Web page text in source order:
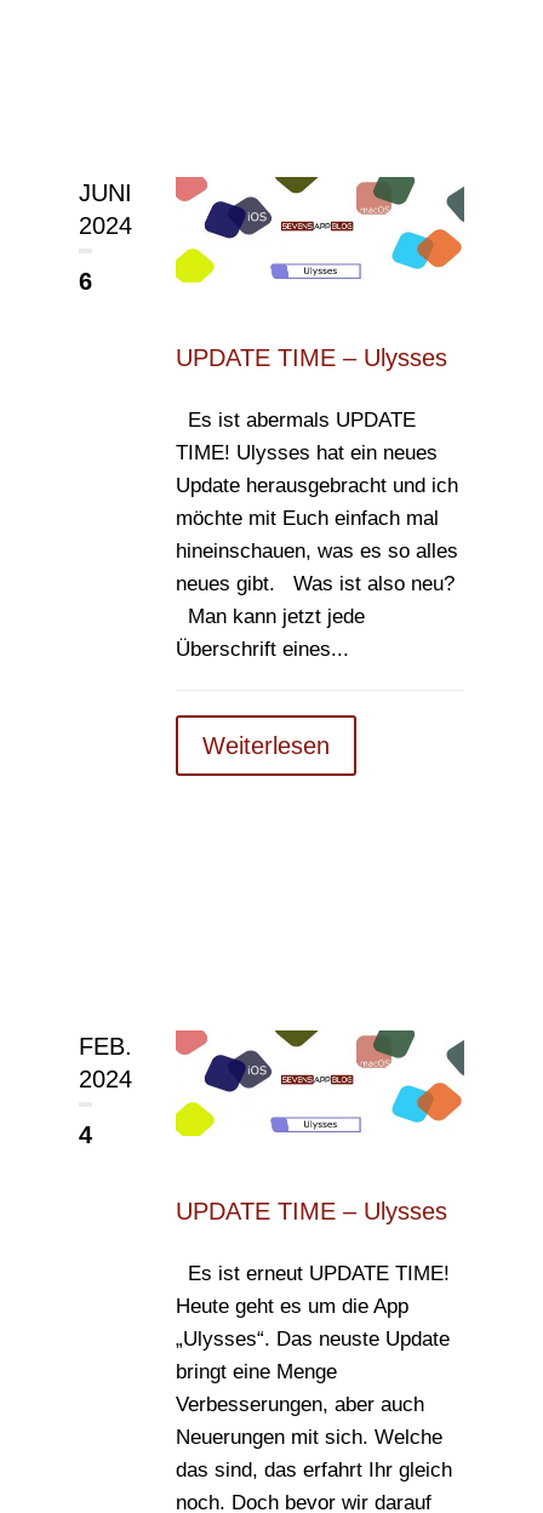
JUNI
2024
6
UPDATE TIME – Ulysses
Es ist abermals UPDATE
TIME! Ulysses hat ein neues
Update herausgebracht und ich
möchte mit Euch einfach mal
hineinschauen, was es so alles
neues gibt. Was ist also neu?
Man kann jetzt jede
Überschrift eines...
Weiterlesen
FEB.
2024
4
UPDATE TIME – Ulysses
Es ist erneut UPDATE TIME!
Heute geht es um die App
„Ulysses“. Das neuste Update
bringt eine Menge
Verbesserungen, aber auch
Neuerungen mit sich. Welche
das sind, das erfahrt Ihr gleich
noch. Doch bevor wir darauf